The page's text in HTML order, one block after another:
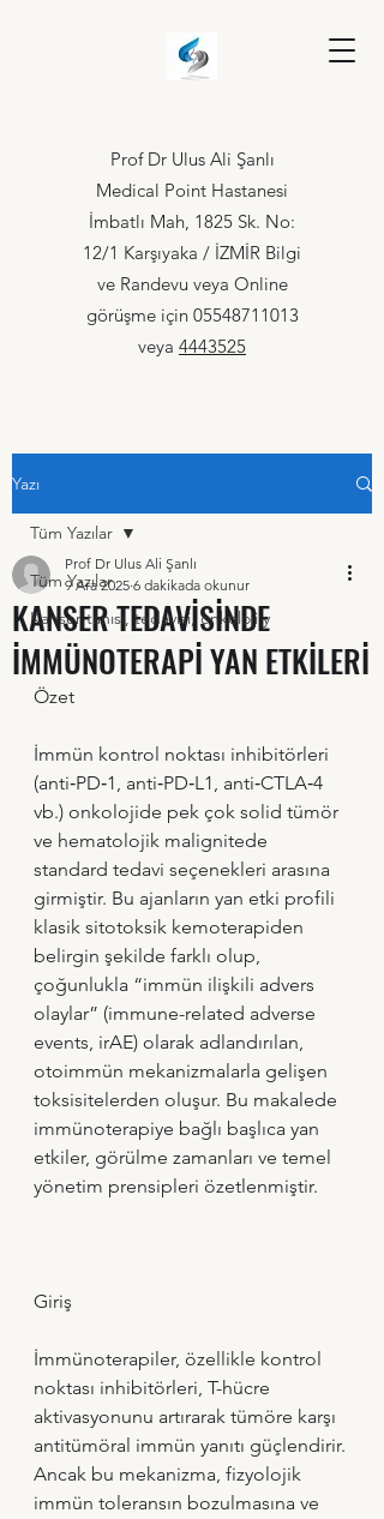
Prof Dr Ulus Ali Şanlı
Medical Point Hastanesi
İmbatlı Mah, 1825 Sk. No:
12/1 Karşıyaka / İZMİR Bilgi
ve Randevu veya Online
görüşme için 05548711013
veya 4443525
Yazı
Tüm Yazılar
Kanser tanısı, tedavisi, onkoloji y
Tüm Yazılar
KANSER TEDAVİSİNDE
İMMÜNOTERAPİ YAN ETKİLERİ
Prof Dr Ulus Ali Şanlı
9 Ara 2025 6 dakikada okunur
Özet
İmmün kontrol noktası inhibitörleri
(anti‑PD‑1, anti‑PD‑L1, anti‑CTLA‑4
vb.) onkolojide pek çok solid tümör
ve hematolojik malignitede
standard tedavi seçenekleri arasına
girmiştir. Bu ajanların yan etki profili
klasik sitotoksik kemoterapiden
belirgin şekilde farklı olup,
çoğunlukla “immün ilişkili advers
olaylar” (immune-related adverse
events, irAE) olarak adlandırılan,
otoimmün mekanizmalarla gelişen
toksisitelerden oluşur. Bu makalede
immünoterapiye bağlı başlıca yan
etkiler, görülme zamanları ve temel
yönetim prensipleri özetlenmiştir.
Giriş
İmmünoterapiler, özellikle kontrol
noktası inhibitörleri, T-hücre
aktivasyonunu artırarak tümöre karşı
antitümöral immün yanıtı güçlendirir.
Ancak bu mekanizma, fizyolojik
immün toleransın bozulmasına ve